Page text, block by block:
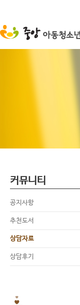
커뮤니티
공지사항
추천도서
상담자료
상담후기